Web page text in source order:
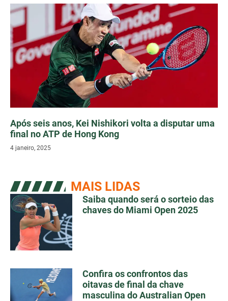
Após seis anos, Kei Nishikori volta a disputar uma
final no ATP de Hong Kong
4 janeiro, 2025
MAIS LIDAS
Saiba quando será o sorteio das
chaves do Miami Open 2025
Confira os confrontos das
oitavas de final da chave
masculina do Australian Open